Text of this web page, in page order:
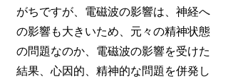
がちですが、電磁波の影響は、神経へ
の影響も大きいため、元々の精神状態
の問題なのか、電磁波の影響を受けた
結果、心因的、精神的な問題を併発し